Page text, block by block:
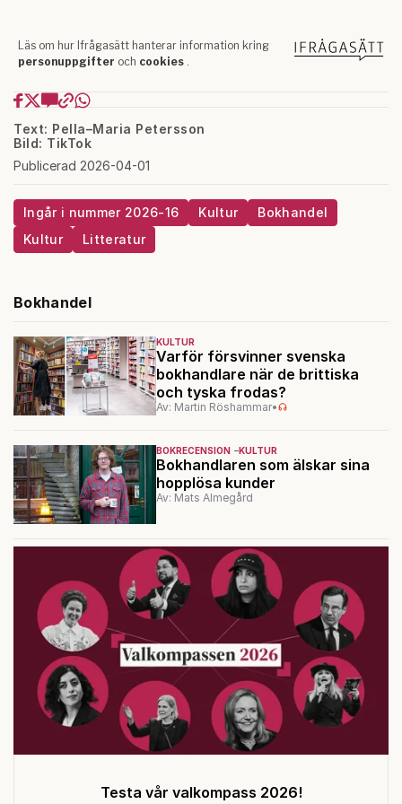
Text: Pella–Maria Petersson
Bild: TikTok
Publicerad 2026-04-01
Ingår i nummer 2026-16 Kultur
Bokhandel
Kultur
Litteratur
Bokhandel
KULTUR
Varför försvinner svenska
bokhandlare när de brittiska
och tyska frodas?
Av: Martin Röshammar•
BOKRECENSION KULTUR
Bokhandlaren som älskar sina
hopplösa kunder
Av: Mats Almegård
Testa vår valkompass 2026!